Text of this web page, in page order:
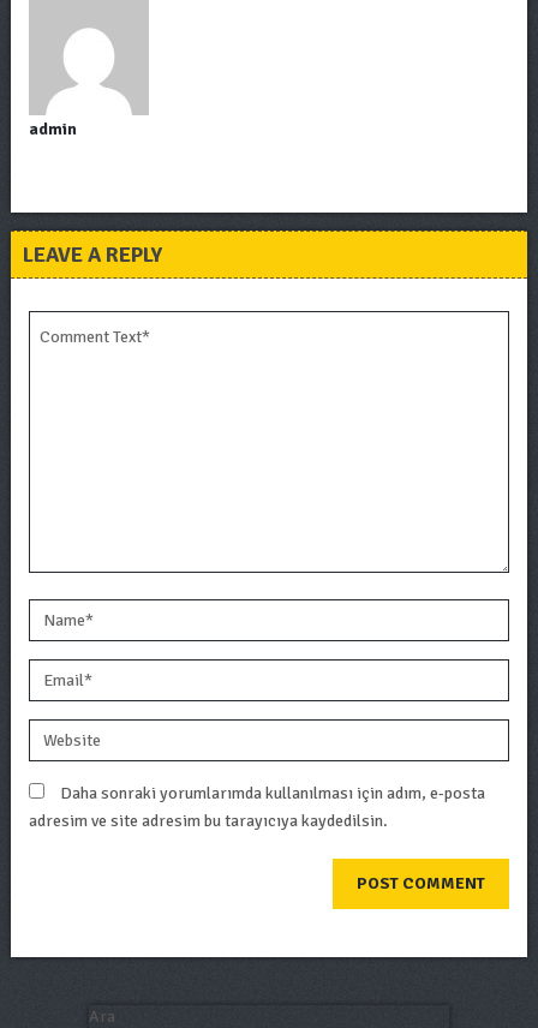
admin
LEAVE A REPLY
Daha sonraki yorumlarımda kullanılması için adım, e-posta
adresim ve site adresim bu tarayıcıya kaydedilsin.
Ara